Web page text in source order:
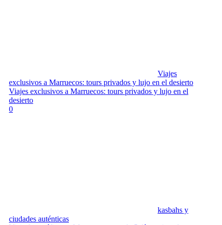
Viajes
exclusivos a Marruecos: tours privados y lujo en el desierto
Viajes exclusivos a Marruecos: tours privados y lujo en el
desierto
0
kasbahs y
ciudades auténticas